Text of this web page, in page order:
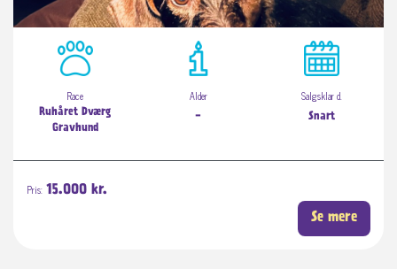
Race
Ruhåret Dværg
Gravhund
Alder
-
Salgsklar d.
Snart
Pris: 15.000 kr.
Se mere